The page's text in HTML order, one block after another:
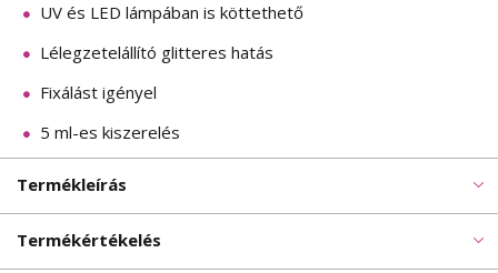
UV és LED lámpában is köttethető
Lélegzetelállító glitteres hatás
Fixálást igényel
5 ml-es kiszerelés
Termékleírás
Termékértékelés